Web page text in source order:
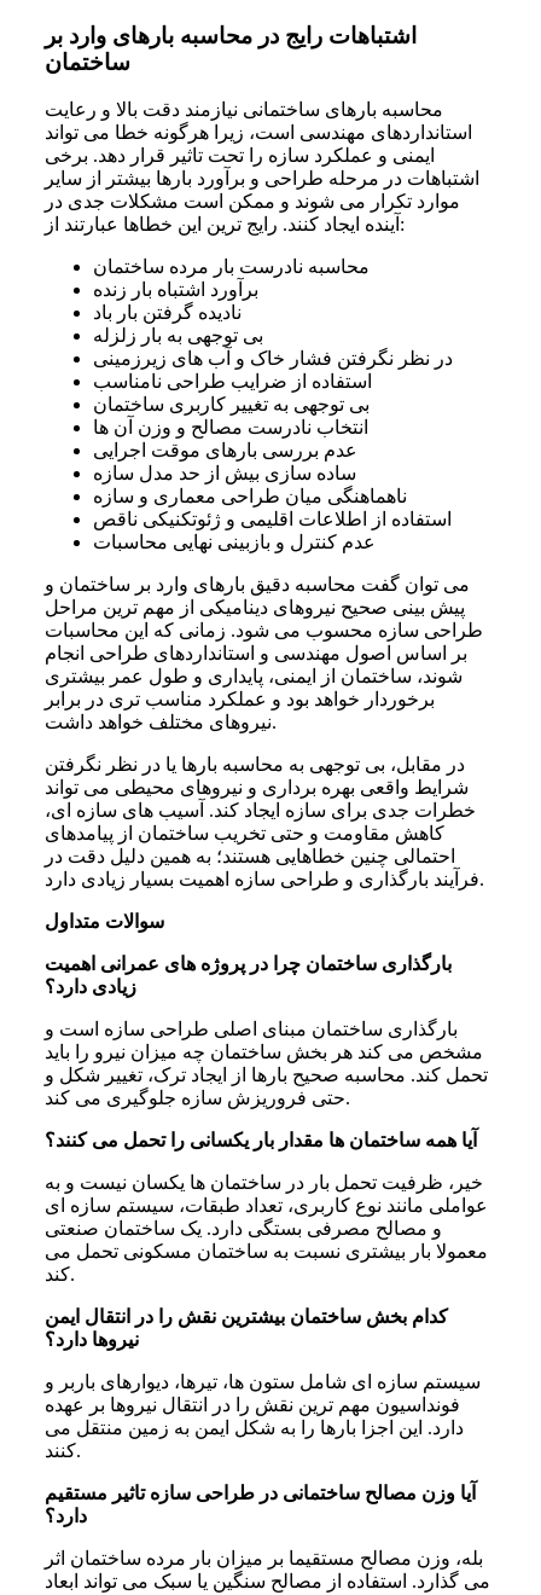
اشتباهات رایج در محاسبه بارهای وارد بر
ساختمان
محاسبه بارهای ساختمانی نیازمند دقت بالا و رعایت
استانداردهای مهندسی است، زیرا هرگونه خطا می تواند
ایمنی و عملکرد سازه را تحت تاثیر قرار دهد. برخی
اشتباهات در مرحله طراحی و برآورد بارها بیشتر از سایر
موارد تکرار می شوند و ممکن است مشکلات جدی در
آینده ایجاد کنند. رایج ترین این خطاها عبارتند از:
محاسبه نادرست بار مرده ساختمان
برآورد اشتباه بار زنده
نادیده گرفتن بار باد
بی توجهی به بار زلزله
در نظر نگرفتن فشار خاک و آب های زیرزمینی
استفاده از ضرایب طراحی نامناسب
بی توجهی به تغییر کاربری ساختمان
انتخاب نادرست مصالح و وزن آن ها
عدم بررسی بارهای موقت اجرایی
ساده سازی بیش از حد مدل سازه
ناهماهنگی میان طراحی معماری و سازه
استفاده از اطلاعات اقلیمی و ژئوتکنیکی ناقص
عدم کنترل و بازبینی نهایی محاسبات
می توان گفت محاسبه دقیق بارهای وارد بر ساختمان و
پیش بینی صحیح نیروهای دینامیکی از مهم ترین مراحل
طراحی سازه محسوب می شود. زمانی که این محاسبات
بر اساس اصول مهندسی و استانداردهای طراحی انجام
شوند، ساختمان از ایمنی، پایداری و طول عمر بیشتری
برخوردار خواهد بود و عملکرد مناسب تری در برابر
نیروهای مختلف خواهد داشت.
در مقابل، بی توجهی به محاسبه بارها یا در نظر نگرفتن
شرایط واقعی بهره برداری و نیروهای محیطی می تواند
خطرات جدی برای سازه ایجاد کند. آسیب های سازه ای،
کاهش مقاومت و حتی تخریب ساختمان از پیامدهای
احتمالی چنین خطاهایی هستند؛ به همین دلیل دقت در
فرآیند بارگذاری و طراحی سازه اهمیت بسیار زیادی دارد.
سوالات متداول
بارگذاری ساختمان چرا در پروژه های عمرانی اهمیت
زیادی دارد؟
بارگذاری ساختمان مبنای اصلی طراحی سازه است و
مشخص می کند هر بخش ساختمان چه میزان نیرو را باید
تحمل کند. محاسبه صحیح بارها از ایجاد ترک، تغییر شکل و
حتی فروریزش سازه جلوگیری می کند.
آیا همه ساختمان ها مقدار بار یکسانی را تحمل می کنند؟
خیر، ظرفیت تحمل بار در ساختمان ها یکسان نیست و به
عواملی مانند نوع کاربری، تعداد طبقات، سیستم سازه ای
و مصالح مصرفی بستگی دارد. یک ساختمان صنعتی
معمولا بار بیشتری نسبت به ساختمان مسکونی تحمل می
کند.
کدام بخش ساختمان بیشترین نقش را در انتقال ایمن
نیروها دارد؟
سیستم سازه ای شامل ستون ها، تیرها، دیوارهای باربر و
فونداسیون مهم ترین نقش را در انتقال نیروها بر عهده
دارد. این اجزا بارها را به شکل ایمن به زمین منتقل می
کنند.
آیا وزن مصالح ساختمانی در طراحی سازه تاثیر مستقیم
دارد؟
بله، وزن مصالح مستقیما بر میزان بار مرده ساختمان اثر
می گذارد. استفاده از مصالح سنگین یا سبک می تواند ابعاد